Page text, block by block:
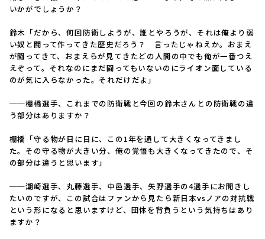
いかがでしょうか？
鈴木「だから、何回防衛しようが、誰とやろうが、それは俺より弱
い奴と闘って作ってきた歴史だろう？ 言ったじゃねえか。おまえ
が闘ってきて、おまえらが見てきたどの人間の中でも俺が一番つえ
えぞって。それなのにまだ闘ってもいないのにライオン面している
のが気に入らなかった。それだけだよ」
──棚橋選手、これまでの防衛戦と今回の鈴木さんとの防衛戦の違
う部分はありますか？
棚橋「守る物が日に日に、この1年を通して大きくなってきまし
た。その守る物が大きい分、俺の覚悟も大きくなってきたので、そ
の部分は違うと思います」
──潮崎選手、丸藤選手、中邑選手、矢野選手の4選手にお聞きし
たいのですが、この試合はファンから見たら新日本vsノアの対抗戦
という形になると思いますけど、団体を背負うという気持ちはあり
ますか？